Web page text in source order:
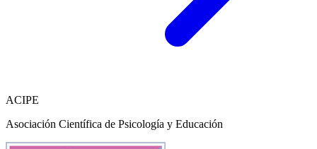
ACIPE
Asociación Científica de Psicología y Educación